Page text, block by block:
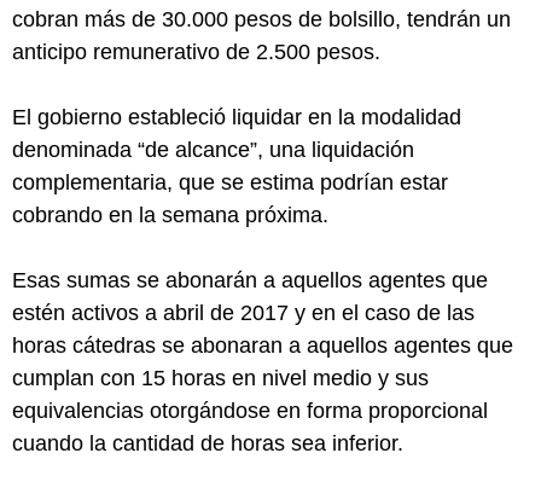
cobran más de 30.000 pesos de bolsillo, tendrán un
anticipo remunerativo de 2.500 pesos.
El gobierno estableció liquidar en la modalidad
denominada “de alcance”, una liquidación
complementaria, que se estima podrían estar
cobrando en la semana próxima.
Esas sumas se abonarán a aquellos agentes que
estén activos a abril de 2017 y en el caso de las
horas cátedras se abonaran a aquellos agentes que
cumplan con 15 horas en nivel medio y sus
equivalencias otorgándose en forma proporcional
cuando la cantidad de horas sea inferior.